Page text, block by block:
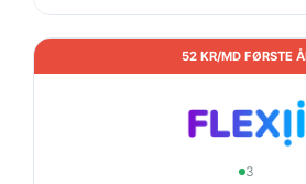
52 KR/MD FØRSTE
3